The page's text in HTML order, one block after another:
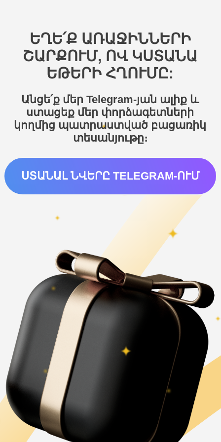
Անցե՛ք մեր Telegram-յան ալիք և
կողմից պատրաստված բացառիկ
տեսանյութը։
ԵՂԵ՛Ք ԱՌԱՋԻՆՆԵՐԻ
ՇԱՐՔՈՒՄ, ՈՎ ԿՍՏԱՆԱ
ԵԹԵՐԻ ՀՂՈՒՄԸ:
ՍՏԱՆԱԼ ՆՎԵՐԸ TELEGRAM-ՈՒՄ